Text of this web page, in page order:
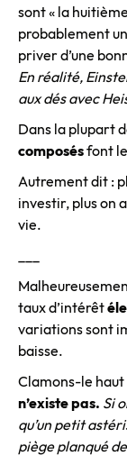
sont « la
probablement
priver d’une
En réalité,
aux dés avec
Dans la plupart
composésfont
Autrement dit :
investir, plus on
vie.
taux d’intérêt
variations sont
baisse.
Clamons-le haut
n’existe pas. Si
qu’un petit
piège planqué